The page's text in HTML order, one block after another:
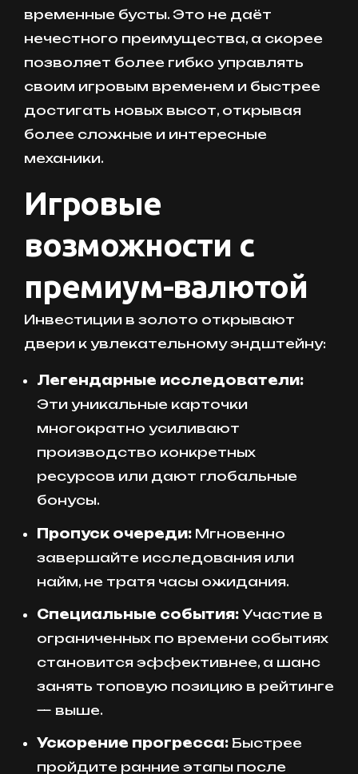
временные бусты. Это не даёт
нечестного преимущества, а скорее
позволяет более гибко управлять
своим игровым временем и быстрее
достигать новых высот, открывая
более сложные и интересные
механики.
Игровые
возможности с
премиум-валютой
Инвестиции в золото открывают
двери к увлекательному эндштейну:
Легендарные исследователи:
Эти уникальные карточки
многократно усиливают
производство конкретных
ресурсов или дают глобальные
бонусы.
Пропуск очереди: Мгновенно
завершайте исследования или
найм, не тратя часы ожидания.
Специальные события: Участие в
ограниченных по времени событиях
становится эффективнее, а шанс
занять топовую позицию в рейтинге
— выше.
Ускорение прогресса: Быстрее
пройдите ранние этапы после